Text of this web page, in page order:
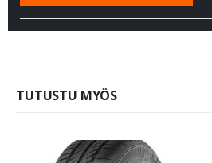
TUTUSTU MYÖS